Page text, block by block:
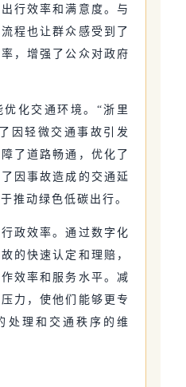
行效率和满意度。与
程也让群众感受到了
，增强了公众对政府
化交通环境。“浙里
因轻微交通事故引发
了道路畅通，优化了
因事故造成的交通延
推动绿色低碳出行。
政效率。通过数字化
的快速认定和理赔，
效率和服务水平。减
力，使他们能够更专
处理和交通秩序的维